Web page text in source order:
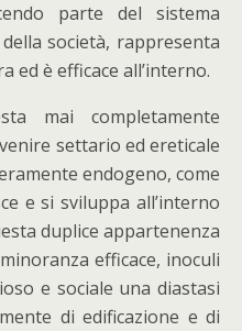
parte del sistema
società, rappresenta
ed è efficace all’interno.
mai completamente
settario ed ereticale
endogeno, come
e si sviluppa all’interno
duplice appartenenza
efficace, inoculi
e sociale una diastasi
di edificazione e di